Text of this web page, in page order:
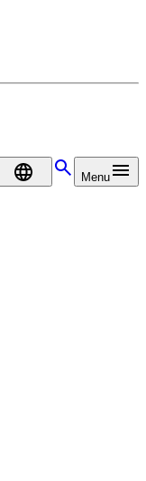
DA Menu